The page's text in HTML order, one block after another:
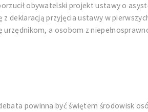
obywatelski projekt ustawy o
deklaracją przyjęcia ustawy w
a osobom z
powinna być świętem środowisk